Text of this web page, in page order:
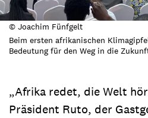
© Joachim Fünfgelt
Beim ersten afrikanischen
Bedeutung für den Weg in die
„Afrika redet, die Welt
Präsident Ruto, der